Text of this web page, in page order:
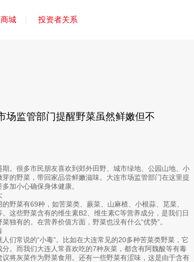
城 投资者关系
场监管部门提醒野菜虽然鲜嫩但不
。很多市民朋友喜欢到郊外田野、城市绿地、公园山地、小
的野菜，带回家品尝鲜嫩滋味。大连市场监管部门在这里提
加小心确保身体健康。
野菜有69种，如苦菜类、蕨菜、山麻楂、小根蒜、苋菜、
这些野菜含有的维生素B2、维生素C等营养成分，是我们日
独有的。在营养价值方面，野菜也没有什么“优势”。
们常说的“小毒”。比如在大连常见的20多种苦菜类野菜，它
。而我们大连人常喜欢吃的7种灰菜，都含有阿魏酸等有毒
将灰菜作为野菜食用。还有一些野菜有涩味，这是由于含有